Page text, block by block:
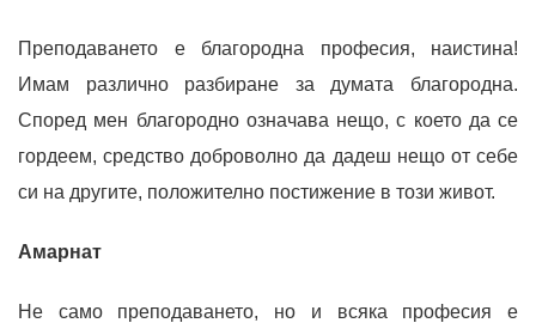
Преподаването е благородна професия, наистина!
Имам различно разбиране за думата благородна.
Според мен благородно означава нещо, с което да се
гордеем, средство доброволно да дадеш нещо от себе
си на другите, положително постижение в този живот.
Амарнат
Не само преподаването, но и всяка професия е